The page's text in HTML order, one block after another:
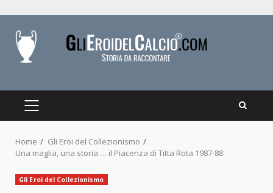
content
PRIMARY
Home
Gli Eroi del Collezionismo
Una maglia, una storia … il Piacenza di Titta Rota 1987-88
Gli Eroi del Collezionismo